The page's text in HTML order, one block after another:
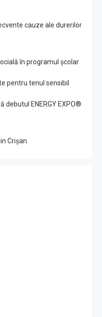
cauze ale durerilor
în programul școlar
pentru tenul sensibil
debutul ENERGY EXPO®
Crișan